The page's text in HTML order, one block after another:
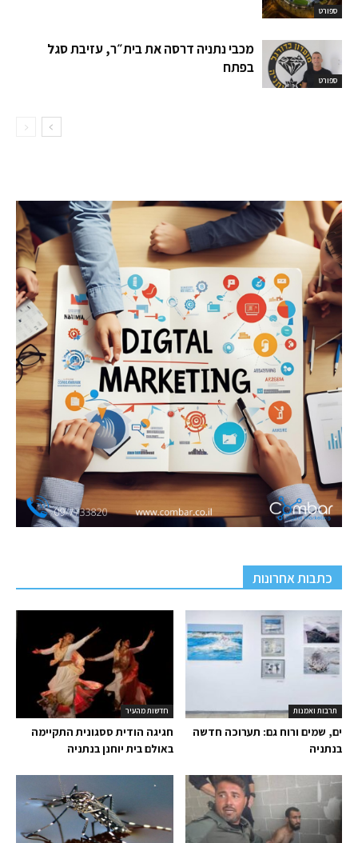
ספורט
ספורט
מכבי נתניה דרסה את בית״ר, עזיבת סגל
בפתח
כתבות אחרונות
חדשות מהעיר
חגיגה הודית ססגונית התקיימה
באולם בית יוחנן בנתניה
תרבות ואמנות
ים, שמים ורוח גם: תערוכה חדשה
בנתניה